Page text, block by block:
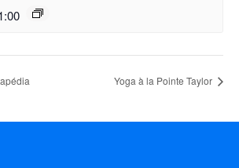
Yoga à la Pointe Taylor